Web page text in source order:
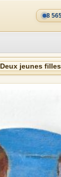
8
Deux jeunes